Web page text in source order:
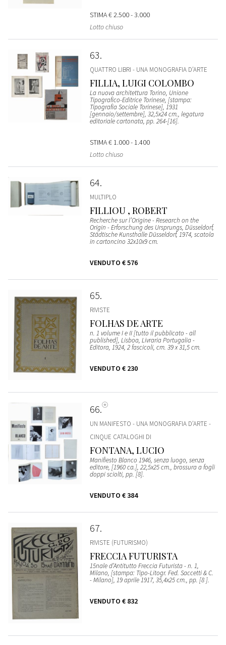
STIMA€ 2.500 - 3.000
Lotto chiuso
63
QUATTRO LIBRI - UNA MONOGRAFIA D’ARTE
FILLIA, LUIGI COLOMBO
La nuova architettura Torino, Unione
Tipografico-Editrice Torinese, [stampa:
Tipografia Sociale Torinese], 1931
[gennaio/settembre], 32,5x24 cm., legatura
editoriale cartonata, pp. 264-[16].
STIMA€ 1.000 - 1.400
Lotto chiuso
64
MULTIPLO
FILLIOU , ROBERT
Recherche sur l’Origine - Research on the
Origin - Erforschung des Ursprungs, Düsseldorf,
Städtische Kunsthalle Düsseldorf, 1974, scatola
in cartoncino 32x10x9 cm.
VENDUTO € 576
65
RIVISTE
FOLHAS DE ARTE
n. 1 volume I e II [tutto il pubblicato - all
published], Lisboa, Livraria Portugalia -
Editora, 1924, 2 fascicoli, cm. 39 x 31,5 cm.
VENDUTO € 230
66
UN MANIFESTO - UNA MONOGRAFIA D’ARTE -
CINQUE CATALOGHI DI
FONTANA, LUCIO
Manifiesto Blanco 1946, senza luogo, senza
editore, [1960 ca.], 22,5x25 cm., brossura a fogli
doppi sciolti, pp. [8].
VENDUTO € 384
67
RIVISTE (FUTURISMO)
FRECCIA FUTURISTA
15nale d’Antitutto Freccia Futurista - n. 1,
Milano, [stampa: Tipo-Litogr. Fed. Saccetti & C.
- Milano], 19 aprile 1917, 35,4x25 cm., pp. [8 ].
VENDUTO € 832